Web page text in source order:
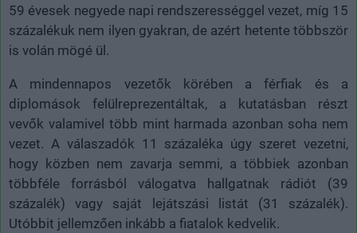
59 évesek negyede napi rendszerességgel vezet, míg 15
százalékuk nem ilyen gyakran, de azért hetente többször
is volán mögé ül.
A mindennapos vezetők körében a férfiak és a
diplomások felülreprezentáltak, a kutatásban részt
vevők valamivel több mint harmada azonban soha nem
vezet. A válaszadók 11 százaléka úgy szeret vezetni,
hogy közben nem zavarja semmi, a többiek azonban
többféle forrásból válogatva hallgatnak rádiót (39
százalék) vagy saját lejátszási listát (31 százalék).
Utóbbit jellemzően inkább a fiatalok kedvelik.